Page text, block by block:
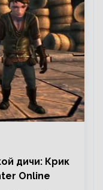
дичи: Крик
Online